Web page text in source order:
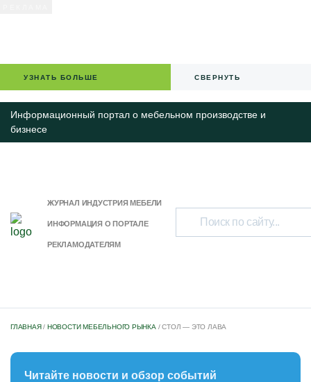
УЗНАТЬ БОЛЬШЕ СВЕРНУТЬ
Информационный портал о мебельном производстве и
бизнесе
ЖУРНАЛ ИНДУСТРИЯ МЕБЕЛИ
ИНФОРМАЦИЯ О ПОРТАЛЕ
РЕКЛАМОДАТЕЛЯМ
ГЛАВНАЯ/ НОВОСТИ МЕБЕЛЬНОГО РЫНКА /СТОЛ — ЭТО ЛАВА
Читайте новости и обзор событий